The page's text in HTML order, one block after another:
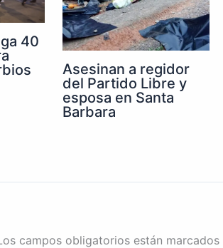
40
Asesinan a regidor
del Partido Libre y
esposa en Santa
Barbara
campos obligatorios están marcados